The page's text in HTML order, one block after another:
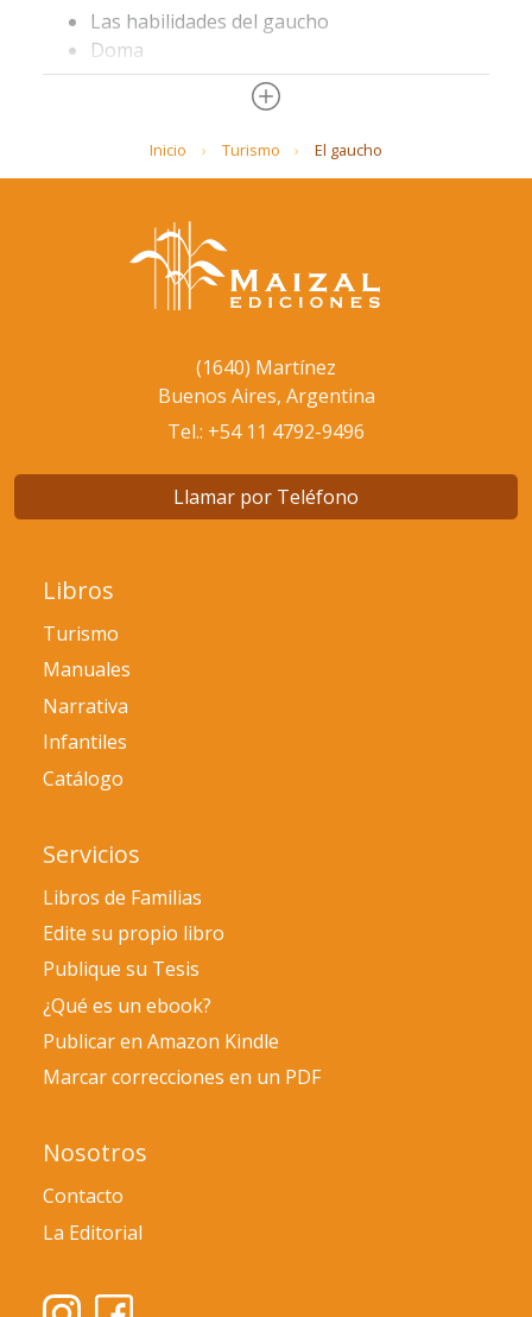
Las habilidades del gaucho
Doma
Carretas
Las diversiones del gaucho
Carreras de caballos
Estancia
Inicio Turismo El gaucho
(1640) Martínez
Buenos Aires, Argentina
Tel.: +54 11 4792-9496
Llamar por Teléfono
Libros
Turismo
Manuales
Narrativa
Infantiles
Catálogo
Servicios
Libros de Familias
Edite su propio libro
Publique su Tesis
¿Qué es un ebook?
Publicar en Amazon Kindle
Marcar correcciones en un PDF
Nosotros
Contacto
La Editorial